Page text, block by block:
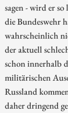
sagen - wird er
die Bundeswehr
wahrscheinlich
der aktuell
schon innerhalb
militärischen
Russland
daher dringend